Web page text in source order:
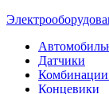
Датчики
Концевики